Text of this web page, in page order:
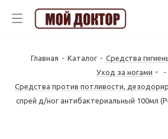
Главная - Каталог - Средства
Уход за ногами
-
Средства против потливости,
спрей д/ног антибактериальный 100мл